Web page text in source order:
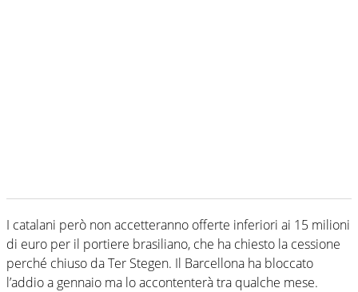
I catalani però non accetteranno offerte inferiori ai 15 milioni
di euro per il portiere brasiliano, che ha chiesto la cessione
perché chiuso da Ter Stegen. Il Barcellona ha bloccato
l’addio a gennaio ma lo accontenterà tra qualche mese.